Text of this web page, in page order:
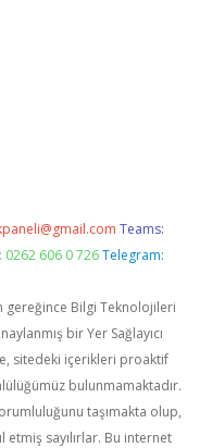
Teams:
606 0 726 Telegram:
gereğince Bilgi Teknolojileri
bir Yer Sağlayıcı
sitedeki içerikleri proaktif
bulunmamaktadır.
taşımakta olup,
sayılırlar. Bu internet